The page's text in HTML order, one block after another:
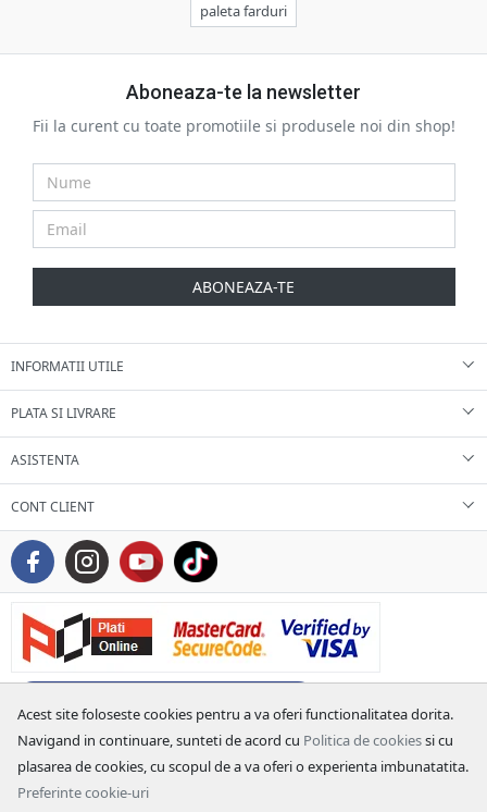
Acest site foloseste cookies pentru a va oferi functionalitatea dorita.
Navigand in continuare, sunteti de acord cu Politica de cookiessi cu
plasarea de cookies, cu scopul de a va oferi o experienta imbunatatita.
Preferinte cookie-uri
paleta farduri
Aboneaza-te la newsletter
Fii la curent cu toate promotiile si produsele noi din shop!
ABONEAZA-TE
INFORMATII UTILE
PLATA SI LIVRARE
ASISTENTA
CONT CLIENT